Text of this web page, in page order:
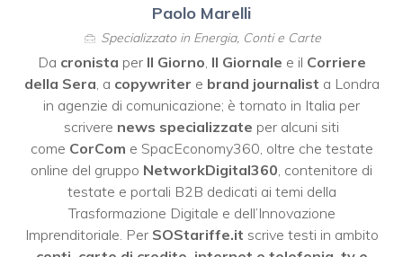
Paolo Marelli
Specializzato in Energia, Conti e Carte
Da cronista per Il Giorno, Il Giornale e il Corriere
della Sera, a copywriter e brand journalist a Londra
in agenzie di comunicazione; è tornato in Italia per
scrivere news specializzate per alcuni siti
come CorCom e SpacEconomy360, oltre che testate
online del gruppo NetworkDigital360, contenitore di
testate e portali B2B dedicati ai temi della
Trasformazione Digitale e dell’Innovazione
Imprenditoriale. Per SOStariffe.it scrive testi in ambito